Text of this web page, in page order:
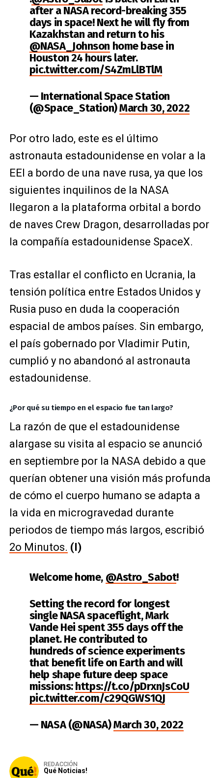
after a NASA record-breaking 355
days in space! Next he will fly from
Kazakhstan and return to his
@NASA_Johnson home base in
Houston 24 hours later.
pic.twitter.com/S4ZmLlBTlM
— International Space Station
(@Space_Station)March 30, 2022
Por otro lado, este es el último
astronauta estadounidense en volar a la
EEI a bordo de una nave rusa, ya que los
siguientes inquilinos de la NASA
llegaron a la plataforma orbital a bordo
de naves Crew Dragon, desarrolladas por
la compañía estadounidense SpaceX.
Tras estallar el conflicto en Ucrania, la
tensión política entre Estados Unidos y
Rusia puso en duda la cooperación
espacial de ambos países. Sin embargo,
el país gobernado por Vladimir Putin,
cumplió y no abandonó al astronauta
estadounidense.
¿Por qué su tiempo en el espacio fue tan largo?
La razón de que el estadounidense
alargase su visita al espacio se anunció
en septiembre por la NASA debido a que
querían obtener una visión más profunda
de cómo el cuerpo humano se adapta a
la vida en microgravedad durante
periodos de tiempo más largos, escribió
2o Minutos. (I)
Welcome home, @Astro_Sabot!
Setting the record for longest
single NASA spaceflight, Mark
Vande Hei spent 355 days off the
planet. He contributed to
hundreds of science experiments
that benefit life on Earth and will
help shape future deep space
missions:https://t.co/pDrxnJsCoU
pic.twitter.com/c29QGWS1QJ
— NASA (@NASA)March 30, 2022
REDACCIÓN
Qué Noticias!